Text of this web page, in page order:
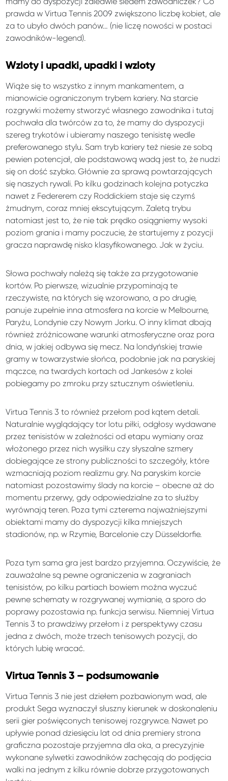
prawda w Virtua Tennis 2009 zwiększono liczbę kobiet, ale
za to ubyło dwóch panów… (nie liczę nowości w postaci
zawodników-legend).
Wzloty i upadki, upadki i wzloty
Wiąże się to wszystko z innym mankamentem, a
mianowicie ograniczonym trybem kariery. Na starcie
rozgrywki możemy stworzyć własnego zawodnika i tutaj
pochwała dla twórców za to, że mamy do dyspozycji
szereg trykotów i ubieramy naszego tenisistę wedle
preferowanego stylu. Sam tryb kariery też niesie ze sobą
pewien potencjał, ale podstawową wadą jest to, że nudzi
się on dość szybko. Głównie za sprawą powtarzających
się naszych rywali. Po kilku godzinach kolejna potyczka
nawet z Federerem czy Roddickiem staje się czymś
żmudnym, coraz mniej ekscytującym. Zaletą trybu
natomiast jest to, że nie tak prędko osiągniemy wysoki
poziom grania i mamy poczucie, że startujemy z pozycji
gracza naprawdę nisko klasyfikowanego. Jak w życiu.
Słowa pochwały należą się także za przygotowanie
kortów. Po pierwsze, wizualnie przypominają te
rzeczywiste, na których się wzorowano, a po drugie,
panuje zupełnie inna atmosfera na korcie w Melbourne,
Paryżu, Londynie czy Nowym Jorku. O inny klimat dbają
również zróżnicowane warunki atmosferyczne oraz pora
dnia, w jakiej odbywa się mecz. Na londyńskiej trawie
gramy w towarzystwie słońca, podobnie jak na paryskiej
mączce, na twardych kortach od Jankesów z kolei
pobiegamy po zmroku przy sztucznym oświetleniu.
Virtua Tennis 3 to również przełom pod kątem detali.
Naturalnie wyglądający tor lotu piłki, odgłosy wydawane
przez tenisistów w zależności od etapu wymiany oraz
włożonego przez nich wysiłku czy słyszalne szmery
dobiegające ze strony publiczności to szczegóły, które
wzmacniają poziom realizmu gry. Na paryskim korcie
natomiast pozostawimy ślady na korcie – obecne aż do
momentu przerwy, gdy odpowiedzialne za to służby
wyrównają teren. Poza tymi czterema najważniejszymi
obiektami mamy do dyspozycji kilka mniejszych
stadionów, np. w Rzymie, Barcelonie czy Düsseldorfie.
Poza tym sama gra jest bardzo przyjemna. Oczywiście, że
zauważalne są pewne ograniczenia w zagraniach
tenisistów, po kilku partiach bowiem można wyczuć
pewne schematy w rozgrywanej wymianie, a sporo do
poprawy pozostawia np. funkcja serwisu. Niemniej Virtua
Tennis 3 to prawdziwy przełom i z perspektywy czasu
jedna z dwóch, może trzech tenisowych pozycji, do
których lubię wracać.
Virtua Tennis 3 – podsumowanie
Virtua Tennis 3 nie jest dziełem pozbawionym wad, ale
produkt Sega wyznaczył słuszny kierunek w doskonaleniu
serii gier poświęconych tenisowej rozgrywce. Nawet po
upływie ponad dziesięciu lat od dnia premiery strona
graficzna pozostaje przyjemna dla oka, a precyzyjnie
wykonane sylwetki zawodników zachęcają do podjęcia
walki na jednym z kilku równie dobrze przygotowanych